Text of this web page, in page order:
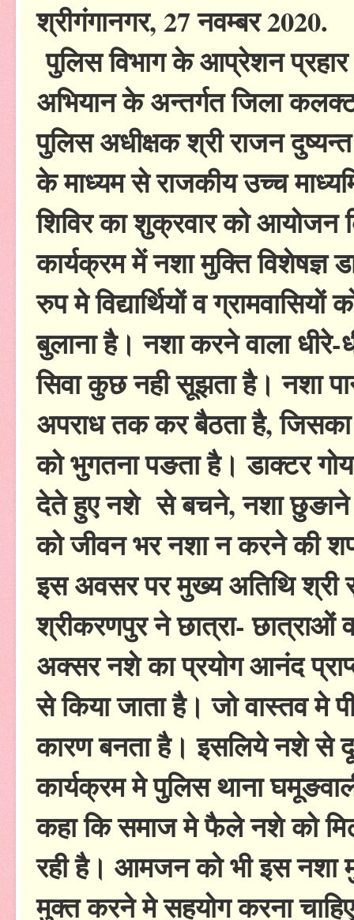
श्रीगंगानगर, 27 नवम्बर 2020.
पुलिस विभाग के आप्रेशन
अभियान के अन्तर्गत जिला
पुलिस अधीक्षक श्री राजन
के माध्यम से राजकीय उच्च
शिविर का शुक्रवार को आयोजन
कार्यक्रम में नशा मुक्ति विशेषज्ञ
रुप मे विद्यार्थियों व
बुलाना है। नशा करने वाला
सिवा कुछ नही सूझता है। नशा
अपराध तक कर बैठता है,
को भुगतना पङता है। डाक्टर
देते हुए नशे से बचने, नशा छुङाने
को जीवन भर नशा न करने की
इस अवसर पर मुख्य अतिथि श्री
श्रीकरणपुर ने छात्रा- छात्राओं व
अक्सर नशे का प्रयोग आनंद
से किया जाता है। जो वास्तव मे
कारण बनता है। इसलिये नशे से
कार्यक्रम मे पुलिस थाना
कहा कि समाज मे फैले नशे को
रही है। आमजन को भी इस नशा
मुक्त करने मे सहयोग करना